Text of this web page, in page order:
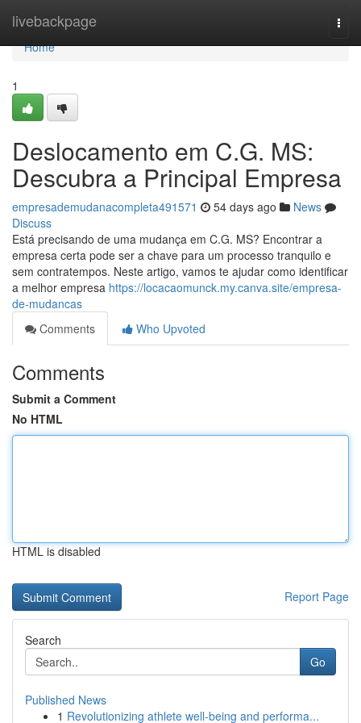
livebackpage
Home
Home
1
Deslocamento em C.G. MS:
Descubra a Principal Empresa
empresademudanacompleta491571 54 days ago
News
Discuss
Está precisando de uma mudança em C.G. MS? Encontrar a
empresa certa pode ser a chave para um processo tranquilo e
sem contratempos. Neste artigo, vamos te ajudar como identificar
a melhor empresa https://locacaomunck.my.canva.site/empresa-
de-mudancas
Comments
Who Upvoted
Comments
Submit a Comment
No HTML
HTML is disabled
Report Page
Search
Go
Published News
1 Revolutionizing athlete well-being and performa...